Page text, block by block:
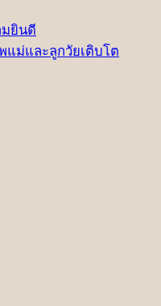
ยินดี
ม่และลูกวัยเติบโต